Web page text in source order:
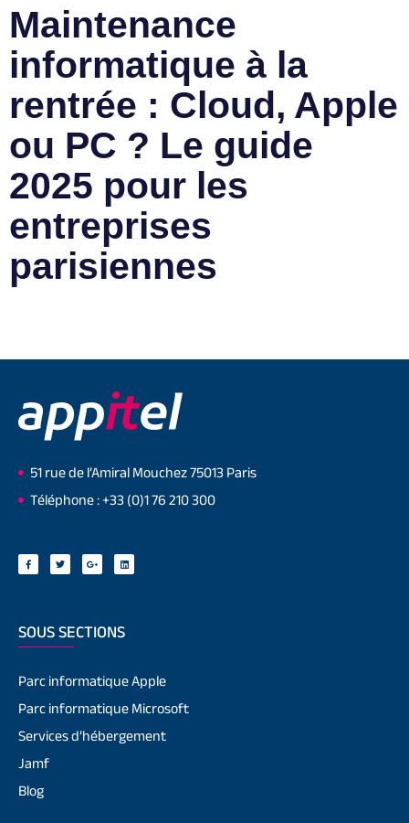
Maintenance
informatique à la
rentrée : Cloud, Apple
ou PC ? Le guide
2025 pour les
entreprises
parisiennes
51 rue de l’Amiral Mouchez 75013 Paris
Téléphone : +33 (0)1 76 210 300
SOUS SECTIONS
Parc informatique Apple
Parc informatique Microsoft
Services d’hébergement
Jamf
Blog